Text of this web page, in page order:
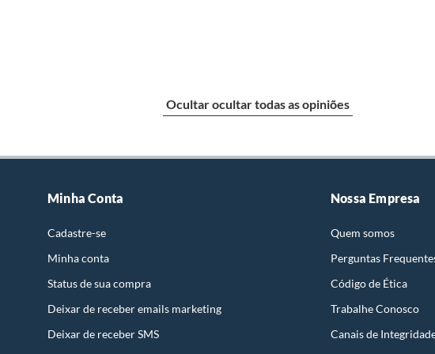
Ocultar ocultar todas as opiniões
Minha Conta
Cadastre-se
Minha conta
Status de sua compra
Deixar de receber emails marketing
Deixar de receber SMS
Nossa Empresa
Quem somos
Perguntas
Código de Ética
Trabalhe Conosco
Canais de